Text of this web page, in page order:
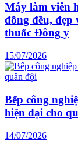
Máy làm viên
đồng đều,
thuốc Đông y
15/07/2026
Bếp công
hiện đại cho
14/07/2026